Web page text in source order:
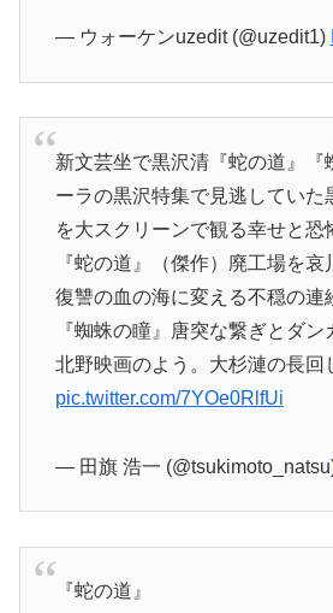
— ウォーケンuzedit (@uzedit1)
新文芸坐で黒沢清『蛇の道』『
ーラの黒沢特集で見逃していた
を大スクリーンで観る幸せと恐
『蛇の道』（傑作）廃工場を
復讐の血の海に変える不穏の連
『蜘蛛の瞳』唐突な繋ぎとダ
北野映画のよう。大杉漣の長回
pic.twitter.com/7YOe0RlfUi
— 田旗 浩一
『蛇の道』